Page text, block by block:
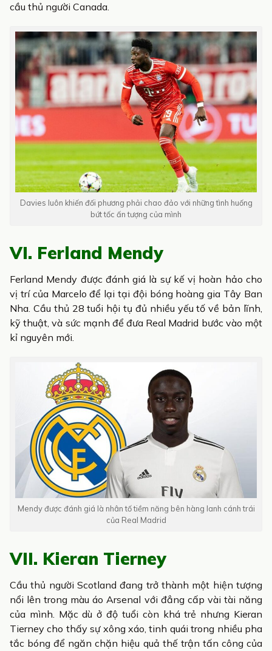
cầu thủ người Canada.
Davies luôn khiến đối phương phải chao đảo với những tình huống
bứt tốc ấn tượng của mình
VI. Ferland Mendy
Ferland Mendy được đánh giá là sự kế vị hoàn hảo cho
vị trí của Marcelo để lại tại đội bóng hoàng gia Tây Ban
Nha. Cầu thủ 28 tuổi hội tụ đủ nhiều yếu tố về bản lĩnh,
kỹ thuật, và sức mạnh để đưa Real Madrid bước vào một
kỉ nguyên mới.
Mendy được đánh giá là nhân tố tiềm năng bên hàng lanh cánh trái
của Real Madrid
VII. Kieran Tierney
Cầu thủ người Scotland đang trở thành một hiện tượng
nổi lên trong màu áo Arsenal với đẳng cấp vài tài năng
của mình. Mặc dù ở độ tuổi còn khá trẻ nhưng Kieran
Tierney cho thấy sự xông xáo, tinh quái trong nhiều pha
tắc bóng để ngăn chặn hiệu quả thế trận tấn công của